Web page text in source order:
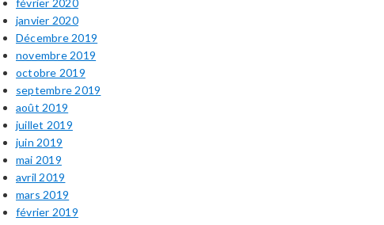
février 2020
janvier 2020
Décembre 2019
novembre 2019
octobre 2019
septembre 2019
août 2019
juillet 2019
juin 2019
mai 2019
avril 2019
mars 2019
février 2019